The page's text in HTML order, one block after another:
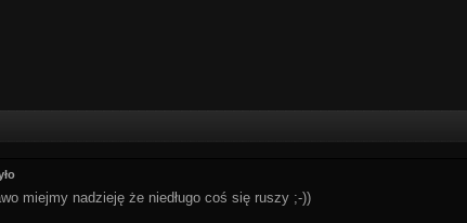
miejmy nadzieję że niedługo coś się ruszy ;-))